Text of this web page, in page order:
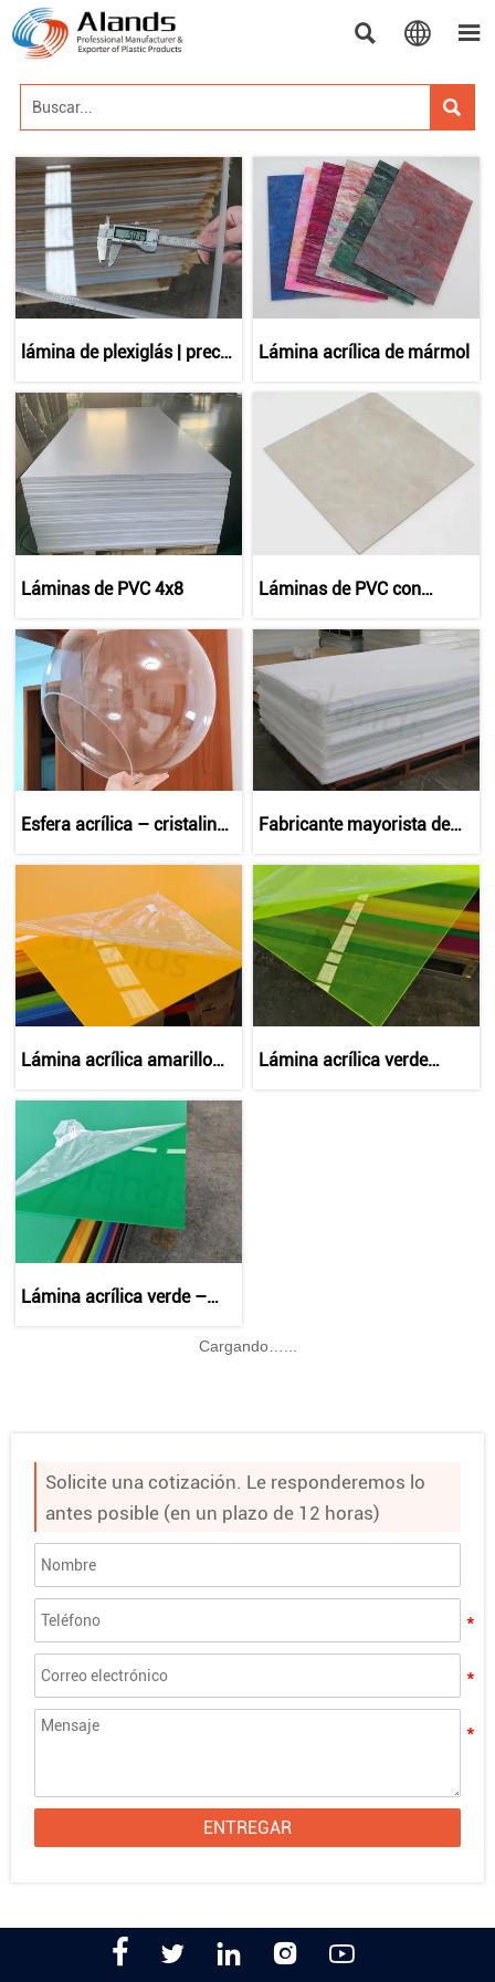
  

lámina de plexiglás | precio
4x8 | al por mayor
Lámina acrílica de mármol
Láminas de PVC 4x8
Láminas de PVC con
Venta al por mayor y
personalización | Alands
Plastic
Esfera acrílica – cristalina,
Fabricante mayorista de
– Corte personalizado, alto
brillo, precio de fábrica
Lámina acrílica amarillo
duradero, ligero y versátil
Lámina acrílica verde
Lámina acrílica verde –
Cargando…...
Solicite una cotización. Le responderemos lo
antes posible (en un plazo de 12 horas)
ENTREGAR
    